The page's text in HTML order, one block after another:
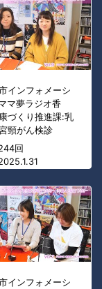
市インフォメーシ
マ夢ラジオ香
づくり推進課:乳
頸がん検診
回
市インフォメーシ